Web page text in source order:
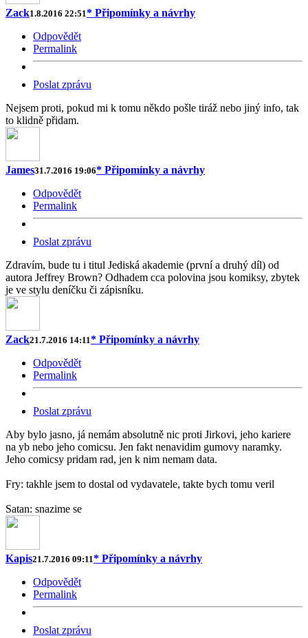
Zack1.8.2016 22:51* Připomínky a návrhy
Odpovědět
Permalink
Poslat zprávu
Nejsem proti, pokud mi k tomu někdo pošle tiráž nebo jiný info, tak
to klidně přidam.
James31.7.2016 19:06* Připomínky a návrhy
Odpovědět
Permalink
Poslat zprávu
Zdravím, bude tu i titul Jediská akademie (první a druhý díl) od
autora Jeffrey Brown? Odhadem cca polovina jsou komiksy, zbytek
je ve stylu deníčku či zápisníku.
Zack21.7.2016 14:11* Připomínky a návrhy
Odpovědět
Permalink
Poslat zprávu
Aby bylo jasno, já nemám absolutně nic proti Jirkovi, jeho kariere
na yb nebo jeho comicsu. Jen fakt nenavidim gumovy naramky.
Jeho comicsy pridam rad, jen k nim nemam data.
Fry: takhle jsem to dostal od vydavatele, takte bych tomu veril
Satan: snazime se
Kapis21.7.2016 09:11* Připomínky a návrhy
Odpovědět
Permalink
Poslat zprávu